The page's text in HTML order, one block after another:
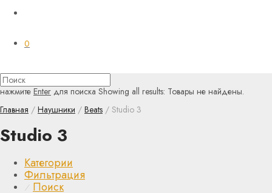
0
нажмите Enter для поиска Showing all results: Товары не найдены.
Главная / Наушники / Beats / Studio 3
Studio 3
Категории
Фильтрация
⁄ Поиск